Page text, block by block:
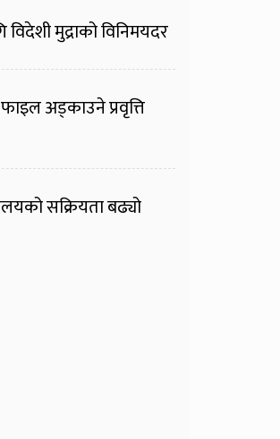
मुद्राको विनिमयदर
अड्काउने प्रवृत्ति
सक्रियता बढ्यो